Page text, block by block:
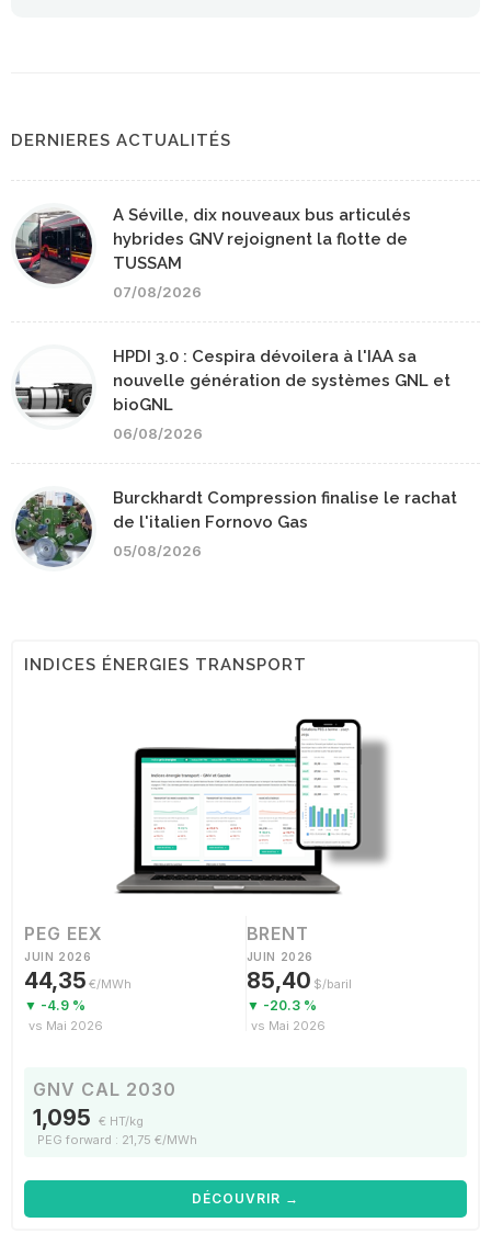
DERNIERES ACTUALITÉS
A Séville, dix nouveaux bus articulés
hybrides GNV rejoignent la flotte de
TUSSAM
07/08/2026
HPDI 3.0 : Cespira dévoilera à l'IAA sa
nouvelle génération de systèmes GNL et
bioGNL
06/08/2026
Burckhardt Compression finalise le rachat
de l'italien Fornovo Gas
05/08/2026
INDICES ÉNERGIES TRANSPORT
PEG EEX
JUIN 2026
44,35 €/MWh
▼ -4.9 %
vs Mai 2026
BRENT
JUIN 2026
85,40 $/baril
▼ -20.3 %
vs Mai 2026
GNV CAL 2030
1,095 € HT/kg
PEG forward : 21,75 €/MWh
DÉCOUVRIR →